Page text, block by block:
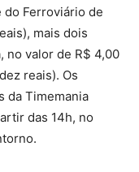
do Ferroviário de
mais dois
no valor de R$ 4,00
reais). Os
da Timemania
das 14h, no